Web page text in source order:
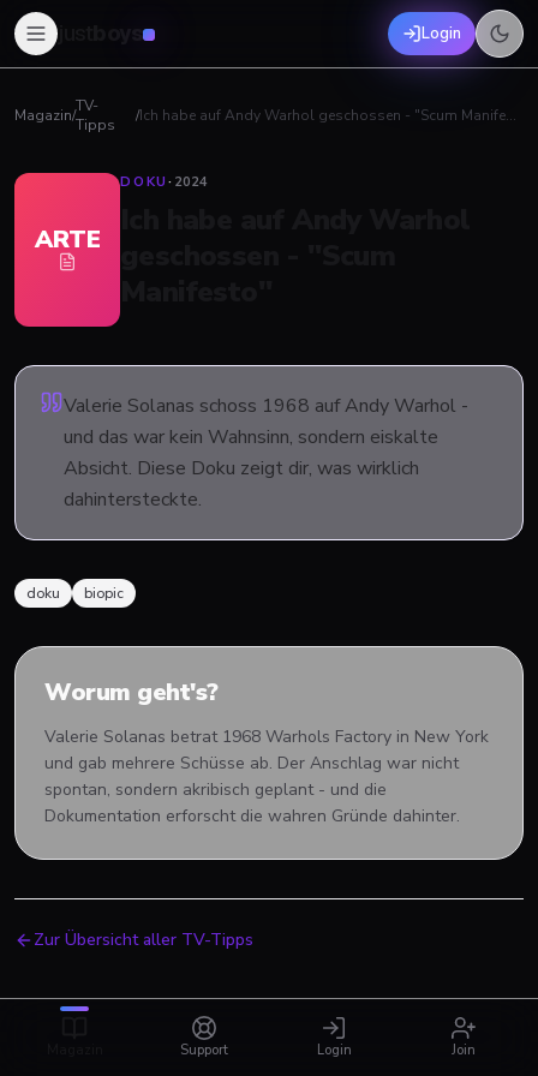
boys Login
Magazin/TV-
Tipps
/ Ich habe auf Andy Warhol geschossen - "Scum Manifesto"
ARTE
DOKU· 2024
Valerie Solanas schoss 1968 auf Andy Warhol -
und das war kein Wahnsinn, sondern eiskalte
Absicht. Diese Doku zeigt dir, was wirklich
dahintersteckte.
doku biopic
Worum geht's?
Valerie Solanas betrat 1968 Warhols Factory in New York
und gab mehrere Schüsse ab. Der Anschlag war nicht
spontan, sondern akribisch geplant - und die
Dokumentation erforscht die wahren Gründe dahinter.
Zur Übersicht aller TV-Tipps
Support Login Join